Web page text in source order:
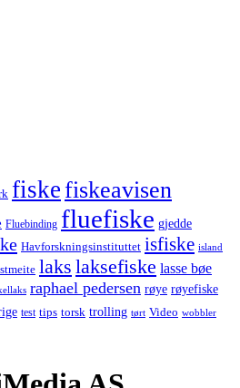
fiskefiskeavisen
Fluebinding fluefiske gjedde
Havforskningsinstituttet isfiske island
laks laksefiske lasse bøe
raphael pedersen røye røyefiske
test tips torsk trolling tørt Video wobbler